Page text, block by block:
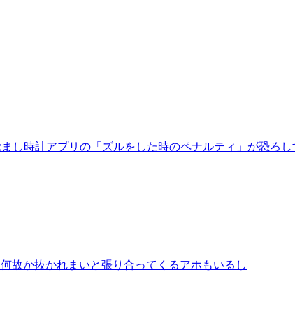
まし時計アプリの「ズルをした時のペナルティ」が恐ろし
故か抜かれまいと張り合ってくるアホもいるし